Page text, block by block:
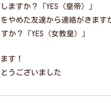
ますか？「YES（皇帝）」
やめた友達から連絡がきます
か？「YES（女教皇）」
す！
うございました